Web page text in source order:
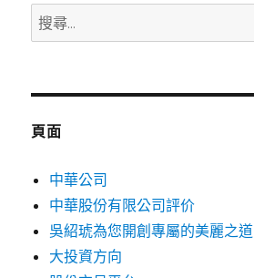
搜
尋
鍵
頁面
中華公司
中華股份有限公司評价
吳紹琥為您開創專屬的美麗之道
大投資方向